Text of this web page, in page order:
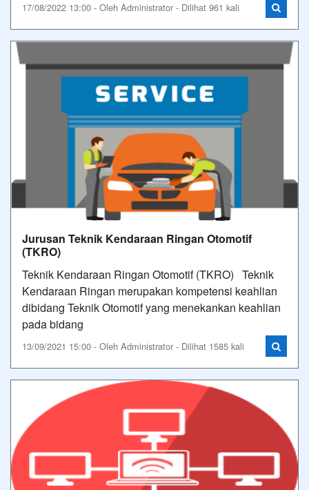
17/08/2022 13:00 - Oleh Administrator - Dilihat 961 kali
Jurusan Teknik Kendaraan Ringan Otomotif
(TKRO)
Teknik Kendaraan Ringan Otomotif (TKRO) Teknik
Kendaraan Ringan merupakan kompetensi keahlian
dibidang Teknik Otomotif yang menekankan keahlian
pada bidang
13/09/2021 15:00 - Oleh Administrator - Dilihat 1585 kali